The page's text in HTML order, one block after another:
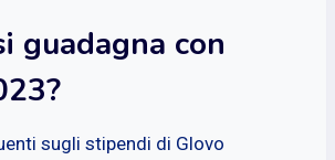
guadagna con
sugli stipendi di Glovo